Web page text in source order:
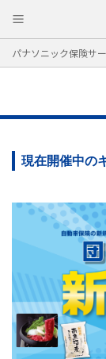
パナソニック保険サ
現在開催中の